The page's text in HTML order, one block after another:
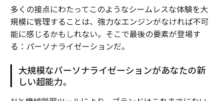
多くの接点にわたってこのようなシームレスな体験を大
規模に管理することは、強力なエンジンがなければ不可
能に感じるかもしれない。そこで最後の要素が登場す
る：パーソナライゼーションだ。
大規模なパーソナライゼーションがあなたの新
しい超能力。